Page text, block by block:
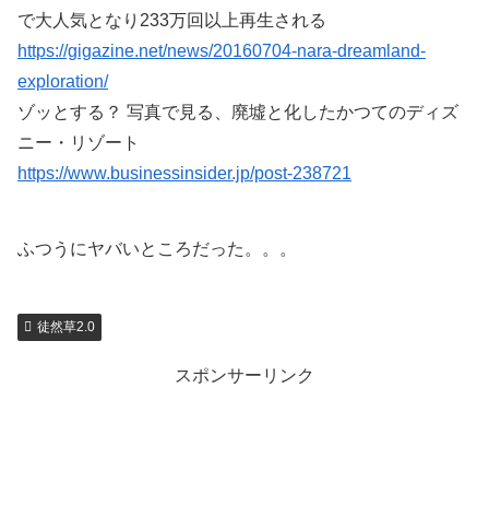
で大人気となり233万回以上再生される
https://gigazine.net/news/20160704-nara-dreamland-
exploration/
ゾッとする？ 写真で見る、廃墟と化したかつてのディズ
ニー・リゾート
https://www.businessinsider.jp/post-238721
ふつうにヤバいところだった。。。
徒然草2.0
スポンサーリンク